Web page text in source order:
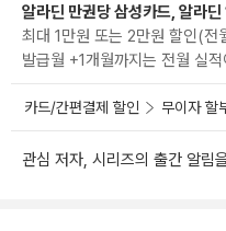
알라딘 만권당 삼성카드, 알라
최대 1만원 또는 2만원 할인(
발급월 +1개월까지는 전월 실
카드/간편결제 할인 무이자 할
관심 저자, 시리즈의 출간 알림